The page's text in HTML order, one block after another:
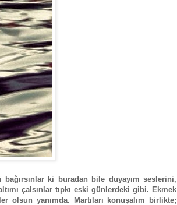
ki buradan bile duyayım seslerini,
çalsınlar tıpkı eski günlerdeki gibi. Ekmek
olsun yanımda. Martıları konuşalım birlikte;